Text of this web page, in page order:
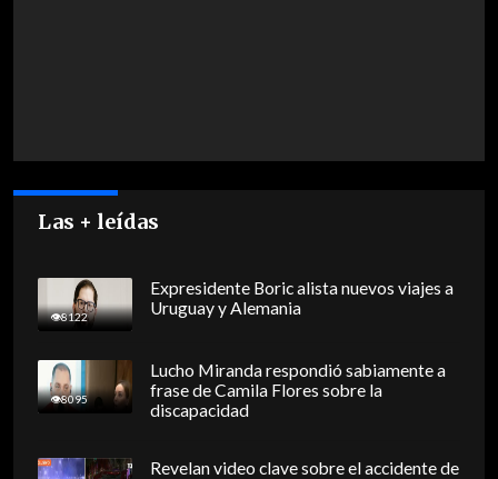
Las + leídas
8122
Expresidente Boric alista nuevos viajes a
Uruguay y Alemania
8095
Lucho Miranda respondió sabiamente a
frase de Camila Flores sobre la
discapacidad
Revelan video clave sobre el accidente de